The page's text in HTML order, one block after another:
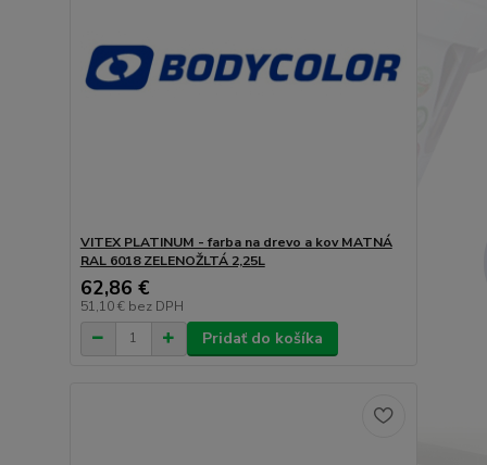
VITEX PLATINUM - farba na drevo a kov MATNÁ
RAL 6018 ZELENOŽLTÁ 2,25L
62,86 €
51,10 € bez DPH
Pridať do košíka